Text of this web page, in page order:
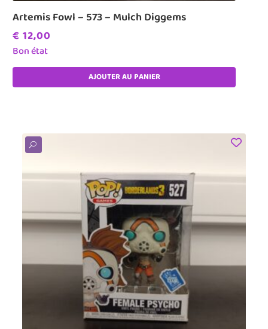
Artemis Fowl – 573 – Mulch Diggems
€ 12,00
Bon état
AJOUTER AU PANIER
U